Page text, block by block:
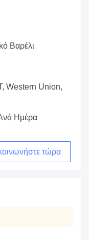
Βαρέλι
Western Union,
Ημέρα
τώρα